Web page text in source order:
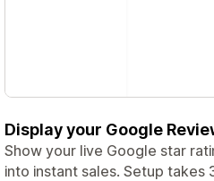
Display your Google
Show your live Google star
into instant sales. Setup